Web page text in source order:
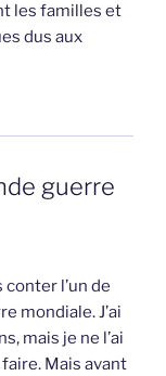
les familles et
dus aux
guerre
l’un de
mondiale. J’ai
mais je ne l’ai
Mais avant